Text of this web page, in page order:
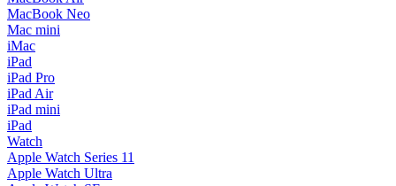
MacBook Neo
Mac mini
iMac
iPad
iPad Pro
iPad Air
iPad mini
iPad
Watch
Apple Watch Series 11
Apple Watch Ultra